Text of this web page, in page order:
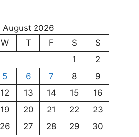
August 2026
W T F S
S
1
2
5 6 7 8
9
12 13 14 15
16
19 20 21 22
23
26 27 28 29
30